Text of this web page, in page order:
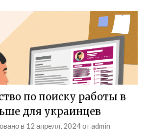
по поиску работы в
для украинцев
в 12 апреля, 2024отadmin